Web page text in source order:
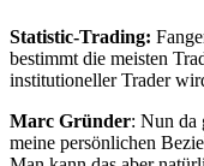
Statistic-Trading:
bestimmt die meisten
institutioneller Trader
Marc Gründer: Nun da
meine persönlichen